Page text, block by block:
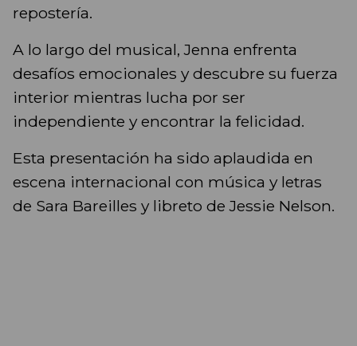
repostería.
A lo largo del musical, Jenna enfrenta
desafíos emocionales y descubre su fuerza
interior mientras lucha por ser
independiente y encontrar la felicidad.
Esta presentación ha sido aplaudida en
escena internacional con música y letras
de Sara Bareilles y libreto de Jessie Nelson.